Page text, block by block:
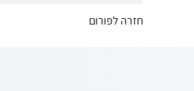
חזרה לפורום